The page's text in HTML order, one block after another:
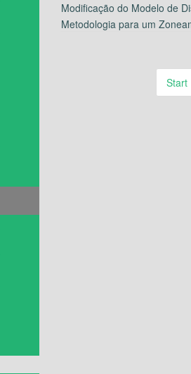
Modificação do Modelo de
Metodologia para um
Start